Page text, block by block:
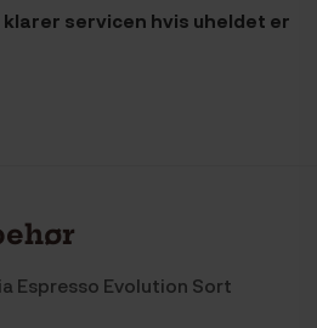
servicen hvis uheldet er
Espresso Evolution Sort